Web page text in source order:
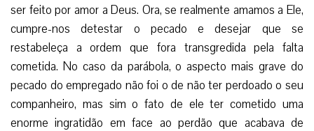
ser feito por amor a Deus. Ora, se realmente amamos a Ele,
cumpre-nos detestar o pecado e desejar que se
restabeleça a ordem que fora transgredida pela falta
cometida. No caso da parábola, o aspecto mais grave do
pecado do empregado não foi o de não ter perdoado o seu
companheiro, mas sim o fato de ele ter cometido uma
enorme ingratidão em face ao perdão que acabava de